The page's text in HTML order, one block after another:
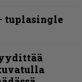
tuplasingle